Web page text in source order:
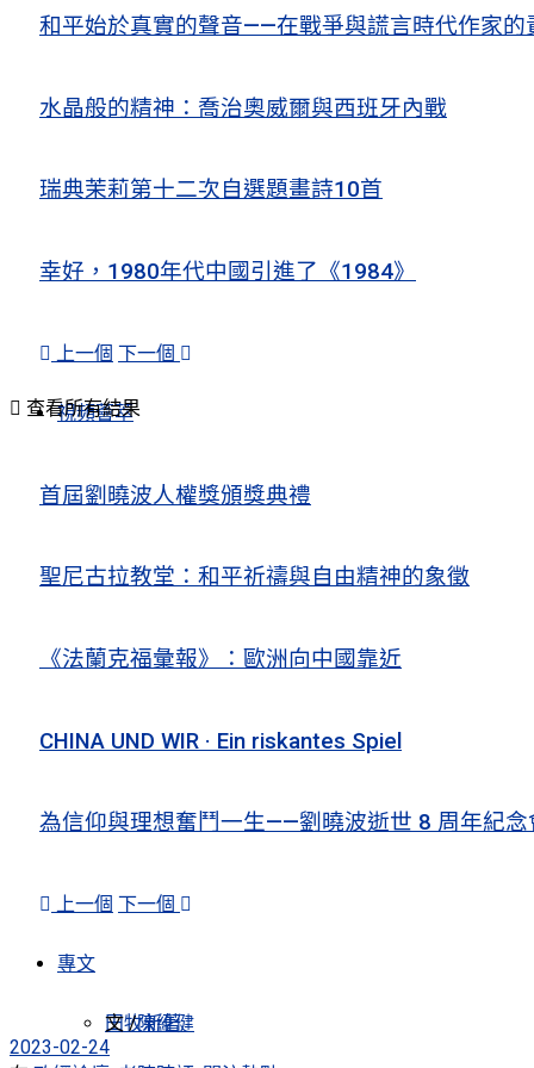
和平始於真實的聲音——在戰爭與謊言時代作家的
水晶般的精神：喬治奧威爾與西班牙內戰
瑞典茉莉第十二次自選題畫詩10首
幸好，1980年代中國引進了《1984》
上一個 下一個
視頻薈萃
首屆劉曉波人權獎頒獎典禮
聖尼古拉教堂：和平祈禱與自由精神的象徵
《法蘭克福彙報》：歐洲向中國靠近
CHINA UND WIR · Ein riskantes Spiel
為信仰與理想奮鬥一生——劉曉波逝世 8 周年紀念
上一個 下一個
專文
田牧新著
查看所有結果
文 /陳維健
2023-02-24